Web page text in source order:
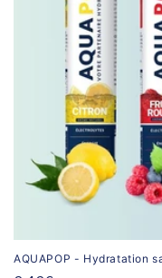
AQUAPOP - Hydratation